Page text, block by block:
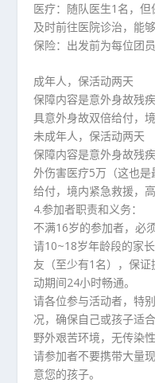
医疗：随队医生1名，
及时前往医院诊治，能
保险：出发前为每位团
成年人，保活动两天
保障内容是意外身故残
具意外身故双倍给付，
未成年人，保活动两天
保障内容是意外身故残
外伤害医疗5万（这也是
给付，境内紧急救援，
4.参加者职责和义务：
不满16岁的参加者，必
请10~18岁年龄段的家
友（至少有1名），保
动期间24小时畅通。
请各位参与活动者，特
况，确保自己或孩子适
野外艰苦环境，无传染
请参加者不要携带大量
意您的孩子。